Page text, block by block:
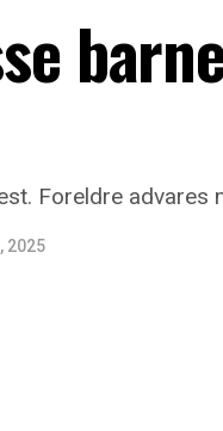
Foreldre advares
2025